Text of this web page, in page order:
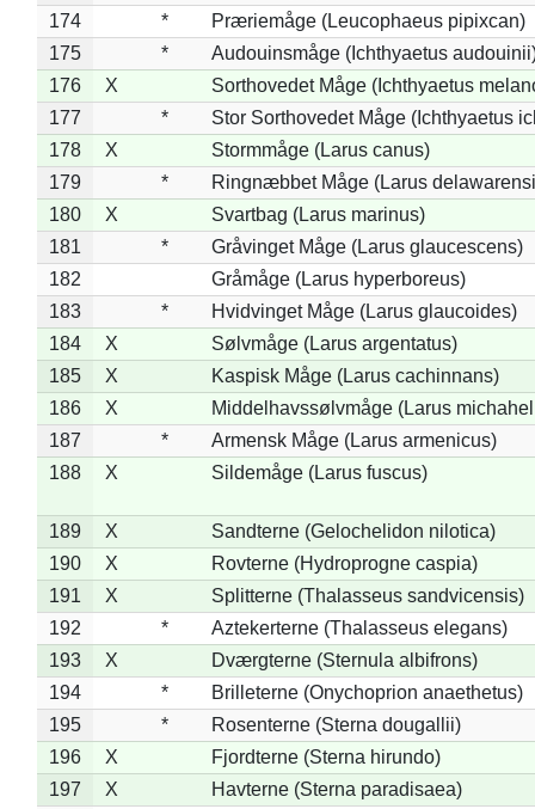
174
*
Præriemåge (Leucophaeus pipixcan)
175
*
Audouinsmåge (Ichthyaetus
176
X
Sorthovedet Måge (Ichthyaetus
177
*
Stor Sorthovedet Måge (Ichthyaetus
178
X
Stormmåge (Larus canus)
179
*
Ringnæbbet Måge (Larus
180
X
Svartbag (Larus marinus)
181
*
Gråvinget Måge (Larus glaucescens)
182
Gråmåge (Larus hyperboreus)
183
*
Hvidvinget Måge (Larus glaucoides)
184
X
Sølvmåge (Larus argentatus)
185
X
Kaspisk Måge (Larus cachinnans)
186
X
Middelhavssølvmåge (Larus
187
*
Armensk Måge (Larus armenicus)
188
X Sildemåge (Larus fuscus)
189 X
Sandterne (Gelochelidon nilotica)
190
X
Rovterne (Hydroprogne caspia)
191
X
Splitterne (Thalasseus sandvicensis)
192
*
Aztekerterne (Thalasseus elegans)
193
X
Dværgterne (Sternula albifrons)
194
*
Brilleterne (Onychoprion anaethetus)
195
*
Rosenterne (Sterna dougallii)
196
X
Fjordterne (Sterna hirundo)
197
X
Havterne (Sterna paradisaea)